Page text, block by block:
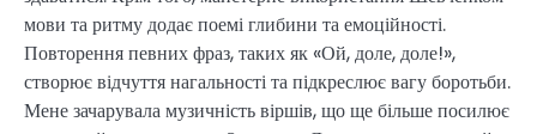
мови та ритму додає поемі глибини та емоційності.
Повторення певних фраз, таких як «Ой, доле, доле!»,
створює відчуття нагальності та підкреслює вагу боротьби.
Мене зачарувала музичність віршів, що ще більше посилює